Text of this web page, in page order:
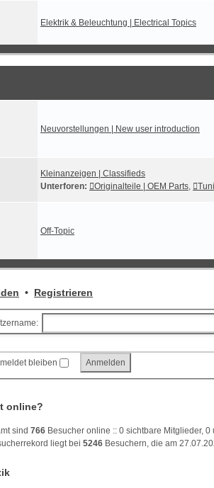
Elektrik & Beleuchtung | Electrical Topics
Neuvorstellungen | New user introduction
Kleinanzeigen | Classifieds
Unterforen:
Originalteile | OEM Parts,
Off-Topic
• Registrieren
bleiben
online?
sind 766 Besucher online :: 0 sichtbare Mitglieder,
liegt bei 5246 Besuchern, die am